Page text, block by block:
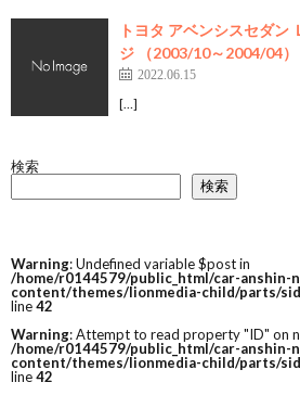
トヨタ アベンシスセダ
ジ （2003/10～2004/04）
2022.06.15
[…]
検索
検索
Warning: Undefined variable $post in
/home/r0144579/public_html/car-anshin-
content/themes/lionmedia-child/parts/
line42
Warning: Attempt to read property "ID" on
/home/r0144579/public_html/car-anshin-
content/themes/lionmedia-child/parts/
line42